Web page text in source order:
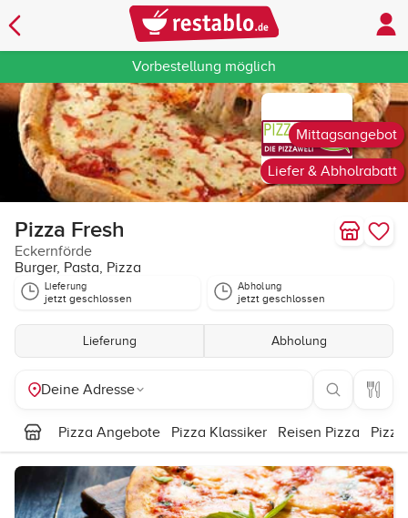
Vorbestellung möglich
Liefer & Abholrabatt
Mittagsangebot
Pizza Fresh
Eckernförde
Burger, Pasta, Pizza
Lieferung
jetzt geschlossen
Abholung
jetzt geschlossen
Lieferung Abholung
Deine Adresse
Pizza Angebote Pizza Klassiker Reisen Pizza